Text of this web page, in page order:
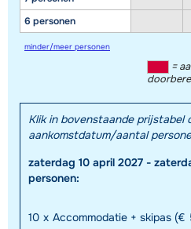
6 personen
minder/meer personen
=
Klik in bovenstaande prijstabel
aankomstdatum/aantal
zaterdag 10 april 2027 -
personen:
10 x Accommodatie + skipas (€